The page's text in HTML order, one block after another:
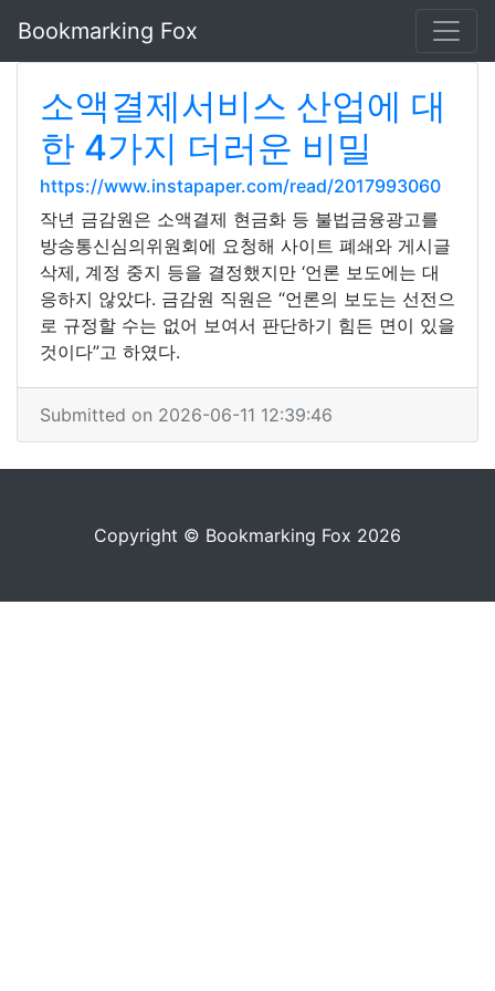
Bookmarking Fox
소액결제서비스 산업에 대
한 4가지 더러운 비밀
https://www.instapaper.com/read/2017993060
작년 금감원은 소액결제 현금화 등 불법금융광고를
방송통신심의위원회에 요청해 사이트 폐쇄와 게시글
삭제, 계정 중지 등을 결정했지만 ‘언론 보도에는 대
응하지 않았다. 금감원 직원은 “언론의 보도는 선전으
로 규정할 수는 없어 보여서 판단하기 힘든 면이 있을
것이다”고 하였다.
Submitted on 2026-06-11 12:39:46
Copyright © Bookmarking Fox 2026